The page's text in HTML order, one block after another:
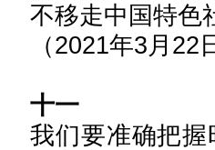
不移走中国特色
（2021年3月
十一
我们要准确把